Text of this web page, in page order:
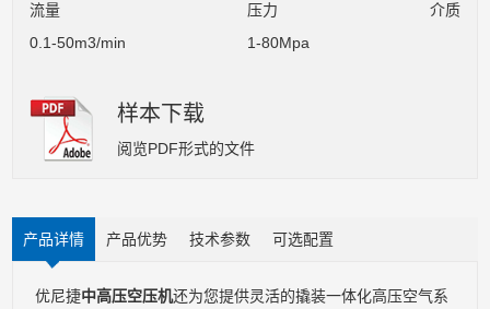
流量
0.1-50m3/min
压力
1-80Mpa
介质
样本下载
阅览PDF形式的文件
产品详情 产品优势 技术参数 可选配置
优尼捷中高压空压机还为您提供灵活的撬装一体化高压空气系